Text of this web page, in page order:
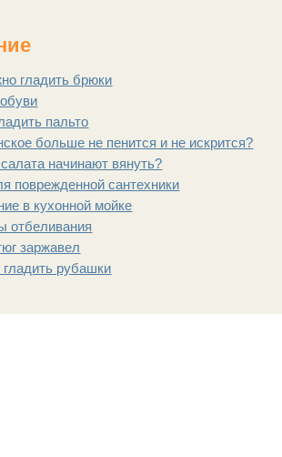
гладить брюки
пальто
больше не пенится и не искрится?
начинают вянуть?
поврежденной сантехники
в кухонной мойке
отбеливания
заржавел
рубашки